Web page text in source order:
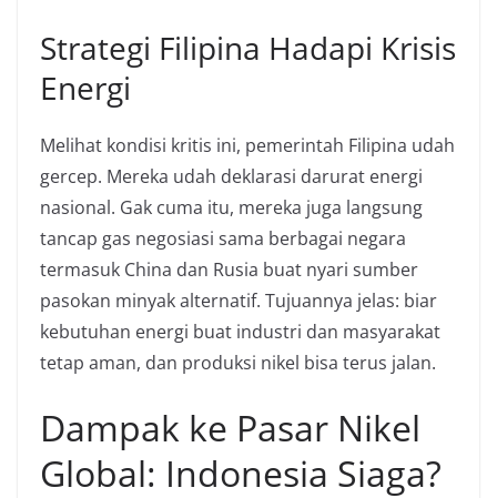
Strategi Filipina Hadapi Krisis
Energi
Melihat kondisi kritis ini, pemerintah Filipina udah
gercep. Mereka udah deklarasi darurat energi
nasional. Gak cuma itu, mereka juga langsung
tancap gas negosiasi sama berbagai negara
termasuk China dan Rusia buat nyari sumber
pasokan minyak alternatif. Tujuannya jelas: biar
kebutuhan energi buat industri dan masyarakat
tetap aman, dan produksi nikel bisa terus jalan.
Dampak ke Pasar Nikel
Global: Indonesia Siaga?